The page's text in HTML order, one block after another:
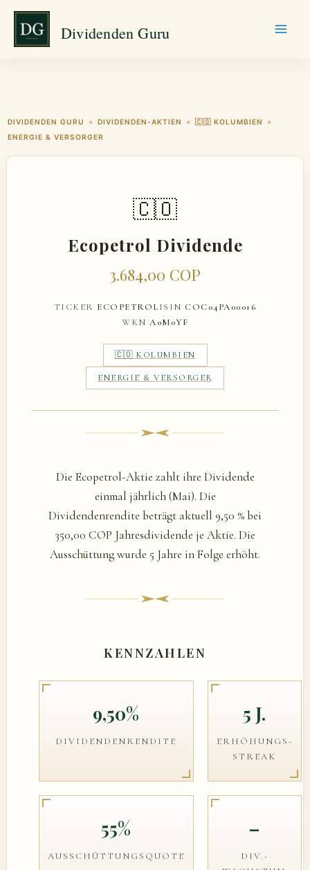
Zum
springen
Dividenden Guru
DIVIDENDEN GURU ◆ DIVIDENDEN-AKTIEN ◆ 🇨🇴 KOLUMBIEN ◆
ENERGIE & VERSORGER
🇨🇴
Ecopetrol Dividende
3.684,00 COP
TICKER ECOPETROLISIN COC04PA00016
WKN A0M0YF
🇨🇴 KOLUMBIEN
ENERGIE & VERSORGER
Die Ecopetrol-Aktie zahlt ihre Dividende
einmal jährlich (Mai). Die
Dividendenrendite beträgt aktuell 9,50 % bei
350,00 COP Jahresdividende je Aktie. Die
Ausschüttung wurde 5 Jahre in Folge erhöht.
KENNZAHLEN
9,50%
DIVIDENDENRENDITE
5 J.
ERHÖHUNGS-
STREAK
55%
AUSSCHÜTTUNGSQUOTE
–
DIV.-